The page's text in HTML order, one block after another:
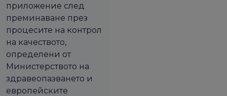
приложение след
преминаване през
процесите на контрол
на качеството,
определени от
Министерството на
здравеопазването и
европейските